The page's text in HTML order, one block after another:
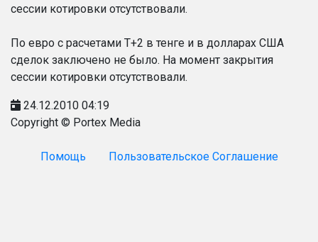
сессии котировки отсутствовали.
По евро с расчетами T+2 в тенге и в долларах США
сделок заключено не было. На момент закрытия
сессии котировки отсутствовали.
24.12.2010 04:19
Copyright © Portex Media
Помощь Пользовательское Соглашение